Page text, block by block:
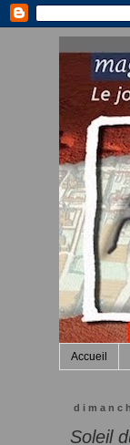
Accueil
Soleil